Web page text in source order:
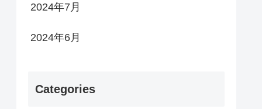
2024年7月
2024年6月
Categories